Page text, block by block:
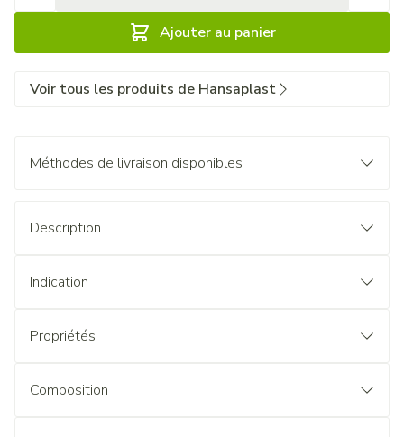
Ajouter au panier
Voir tous les produits de Hansaplast
Méthodes de livraison disponibles
Description
Indication
Propriétés
Composition